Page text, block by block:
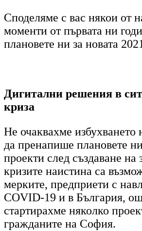
Споделяме с вас някои от
моменти от първата ни
плановете ни за новата
Дигитални решения в
криза
Не очаквахме избухването
да пренапише плановете
проекти след създаване на
кризите наистина са
мерките, предприети с
COVID-19 и в България,
стартирахме няколко
гражданите на София.